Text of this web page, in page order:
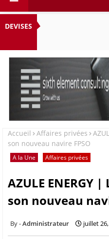
DEVISES
Accueil Affaires privées
son nouveau navire FPSO
A la Une Affaires privées
AZULE ENERGY
son nouveau
Administrateur juillet